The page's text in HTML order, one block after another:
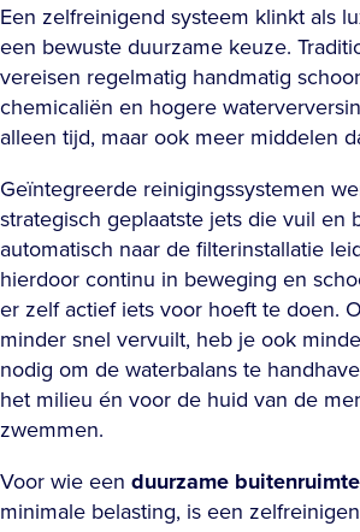
Een zelfreinigend systeem klinkt als
een bewuste duurzame keuze.
vereisen regelmatig handmatig
chemicaliën en hogere
alleen tijd, maar ook meer middelen
Geïntegreerde reinigingssystemen
strategisch geplaatste jets die vuil en
automatisch naar de filterinstallatie
hierdoor continu in beweging en
er zelf actief iets voor hoeft te doen.
minder snel vervuilt, heb je ook
nodig om de waterbalans te
het milieu én voor de huid van de
zwemmen.
Voor wie een duurzame buitenruimte
minimale belasting, is een